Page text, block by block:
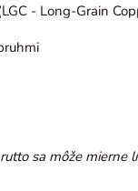
- Long-Grain
sa môže mierne